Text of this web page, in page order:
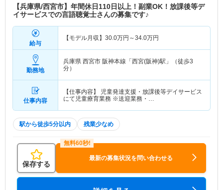
【兵庫県/西宮市】年間休日110日以上！副業OK！放課後等デ
イサービスでの言語聴覚士さんの募集です♪
給与
【モデル月収】 30.0万円～34.0万円
勤務地
兵庫県 西宮市 阪神本線「西宮(阪神)駅」（徒歩3
分）
仕事内容
【仕事内容】 児童発達支援・放課後等デイサービス
にて児童療育業務 ※送迎業務・…
駅から徒歩5分以内 残業少なめ
保存する
最新の募集状況を問い合わせる